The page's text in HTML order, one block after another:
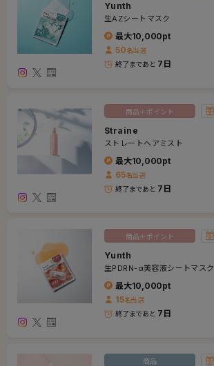
Yunth
生AZシートマスク
最大10,000pt
50名当選
終了まであと 7日
商品＋ポイント
Straine
ストレートヘアミスト
最大10,000pt
65名当選
終了まであと 7日
商品＋ポイント
Yunth
生PDRN-α美容液シートマスク
最大10,000pt
15名当選
終了まであと 7日
商品